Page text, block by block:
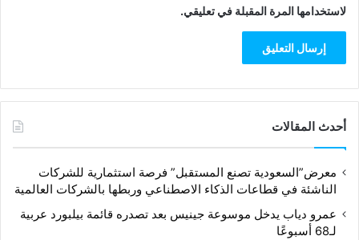
لاستخدامها المرة المقبلة في تعليقي.
أحدث المقالات
معرض”السعودية تصنع المستقبل” فرصة استثمارية للشركات
الناشئة في قطاعات الذكاء الاصطناعي وربطها بالشركات العالمية
عمرو دياب يدخل موسوعة جينيس بعد تصدره قائمة بيلبورد عربية
لـ68 أسبوعًا